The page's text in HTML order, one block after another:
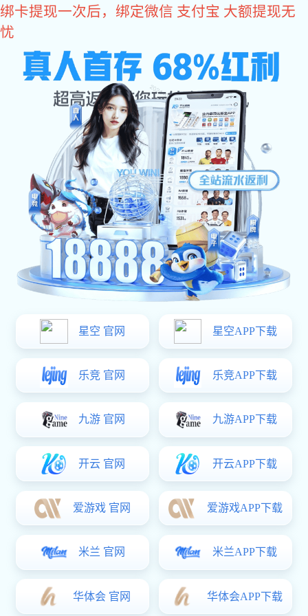
多多28
中国市场 产品展示 锅具
晶石养生锅
福韵养生煲绿（3L\5L）
福韵养生煲绿（3L\5L）
咨询